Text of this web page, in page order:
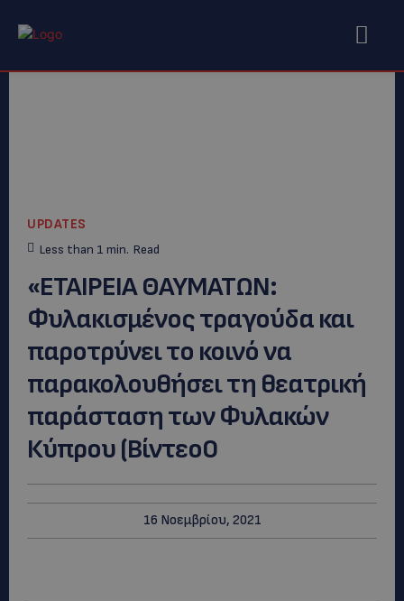
UPDATES
Less than 1 min. Read
«ΕΤΑΙΡΕΙΑ ΘΑΥΜΑΤΩΝ:
Φυλακισμένος τραγούδα και
παροτρύνει το κοινό να
παρακολουθήσει τη θεατρική
παράσταση των Φυλακών
Κύπρου (Βίντεο0
16 Νοεμβρίου, 2021